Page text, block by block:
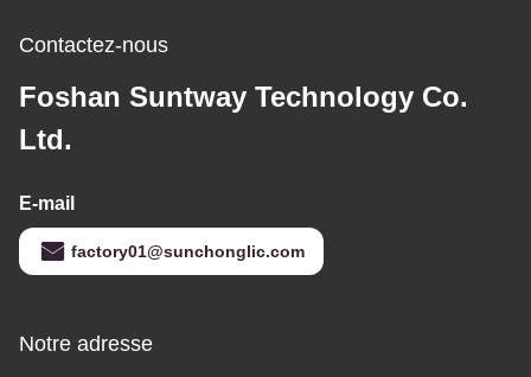
Contactez-nous
Foshan Suntway Technology Co.
Ltd.
E-mail
factory01@sunchonglic.com
Notre adresse